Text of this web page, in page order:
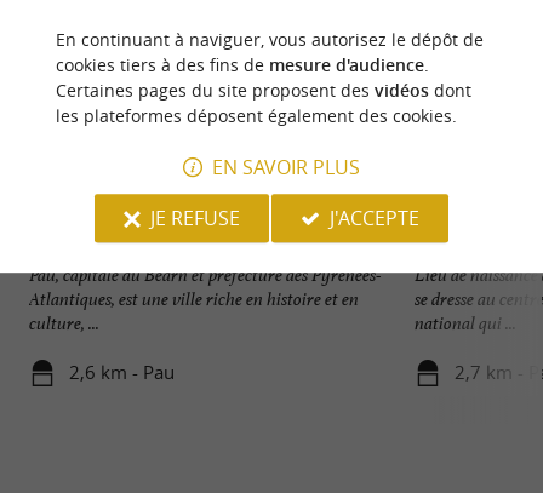
Pau, capitale du Béarn et préfecture des Pyrénées-
Atlantiques, est une ville riche en histoire et en
culture, ...
2,6 km - Pau
Château de Pau
Lieu de
se dresse au
national qui ...
2,7 km -
En continuant à naviguer, vous autorisez le dépôt de
cookies tiers à des fins de mesure d'audience.
Certaines pages du site proposent des vidéosdont
les plateformes déposent également des cookies.
EN SAVOIR PLUS
JE REFUSE
J'ACCEPTE